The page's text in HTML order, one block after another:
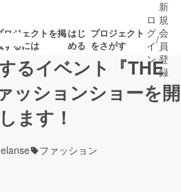
ロジェクトを掲
するには
はじ
める
プロジェクト
をさがす
新着プロ募集終了が近いプ
ロジェクト
ロ
グ
イ
ン
/
新
規
会
員
登
録
るイベント『THE
ッションショーを開
ます！
ファッション